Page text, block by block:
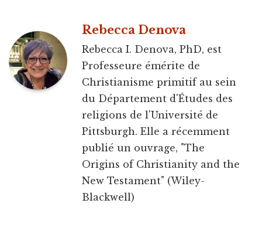
Rebecca Denova
Rebecca I. Denova, PhD, est
Professeure émérite de
Christianisme primitif au sein
du Département d'Études des
religions de l'Université de
Pittsburgh. Elle a récemment
publié un ouvrage, "The
Origins of Christianity and the
New Testament" (Wiley-
Blackwell)